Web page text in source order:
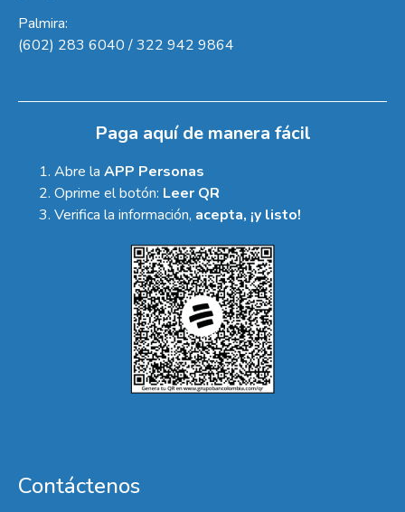
Palmira:
(602) 283 6040 / 322 942 9864
Paga aquí de manera fácil
Abre la APP Personas
Oprime el botón: Leer QR
Verifica la información, acepta, ¡y listo!
Contáctenos